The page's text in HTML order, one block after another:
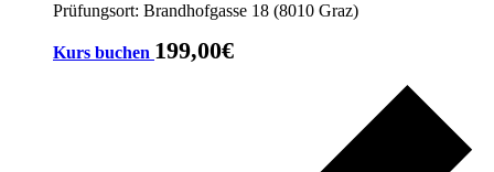
Prüfungsort: Brandhofgasse 18 (8010 Graz)
Kurs buchen 199,00€